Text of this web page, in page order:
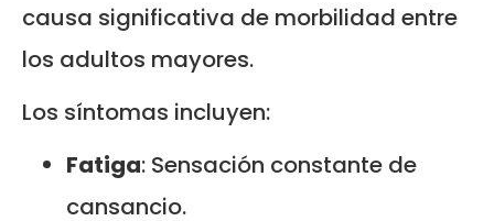
causa significativa de morbilidad entre
los adultos mayores.
Los síntomas incluyen:
Fatiga: Sensación constante de
cansancio.